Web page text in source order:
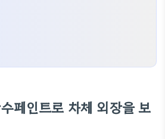
페인트로 차체 외장을 보